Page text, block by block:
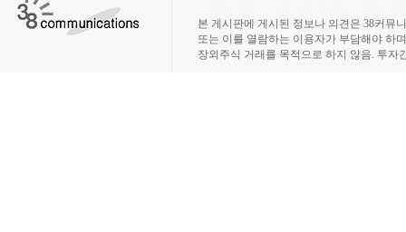
본 게시판에 게시된 정보나 의견은 38커뮤
또는 이를 열람하는 이용자가 부담해야 하
장외주식 거래를 목적으로 하지 않음. 투